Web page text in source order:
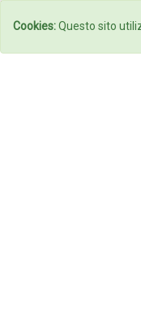
Cookies:Questo sito